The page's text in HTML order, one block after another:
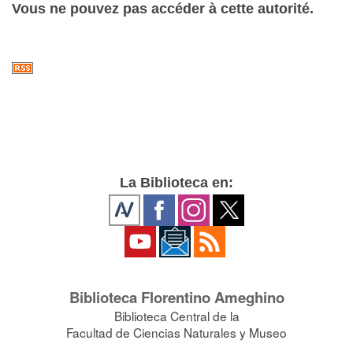
Vous ne pouvez pas accéder à cette autorité.
La Biblioteca en:
Biblioteca Florentino Ameghino
Biblioteca Central de la
Facultad de Ciencias Naturales y Museo